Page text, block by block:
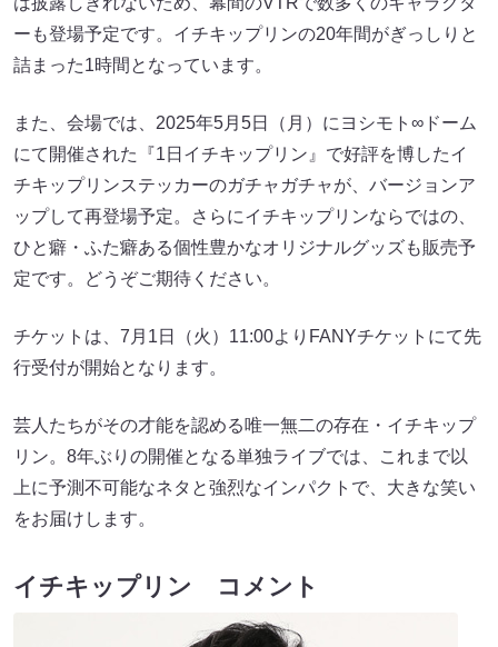
ーも登場予定です。イチキップリンの20年間がぎっしりと
詰まった1時間となっています。
また、会場では、2025年5月5日（月）にヨシモト∞ドーム
にて開催された『1日イチキップリン』で好評を博したイ
チキップリンステッカーのガチャガチャが、バージョンア
ップして再登場予定。さらにイチキップリンならではの、
ひと癖・ふた癖ある個性豊かなオリジナルグッズも販売予
定です。どうぞご期待ください。
チケットは、7月1日（火）11:00よりFANYチケットにて先
行受付が開始となります。
芸人たちがその才能を認める唯一無二の存在・イチキップ
リン。8年ぶりの開催となる単独ライブでは、これまで以
上に予測不可能なネタと強烈なインパクトで、大きな笑い
をお届けします。
イチキップリン コメント